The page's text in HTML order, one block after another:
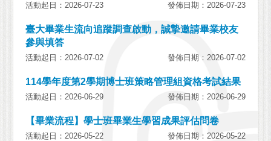
活動起日：2026-07-23 發佈日期：2026-07-23
臺大畢業生流向追蹤調查啟動，誠摯邀請畢業校友
參與填答
活動起日：2026-07-02 發佈日期：2026-07-02
114學年度第2學期博士班策略管理組資格考試結果
活動起日：2026-06-29 發佈日期：2026-06-29
【畢業流程】學士班畢業生學習成果評估問卷
活動起日：2026-05-22 發佈日期：2026-05-22